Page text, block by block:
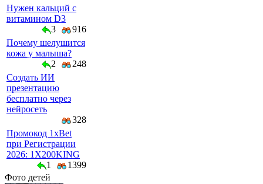
Нужен кальций с
витамином D3
3
916
Почему шелушится
кожа у малыша?
2
248
Создать ИИ
презентацию
бесплатно через
нейросеть
328
Промокод 1xBet
при Регистрации
2026: 1X200KING
1
1399
Фото детей